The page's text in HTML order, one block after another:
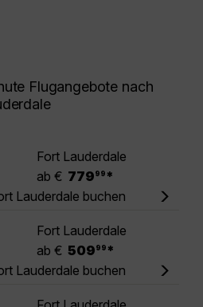
Flugangebote nach
Fort Lauderdale
ab € 779 99 *
Lauderdale buchen
Fort Lauderdale
ab € 509 99 *
Lauderdale buchen